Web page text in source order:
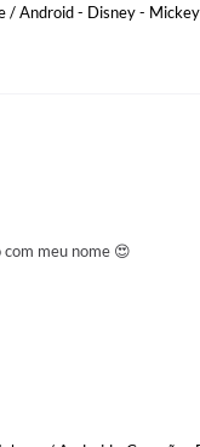
/ Android - Disney -
meu nome 😍